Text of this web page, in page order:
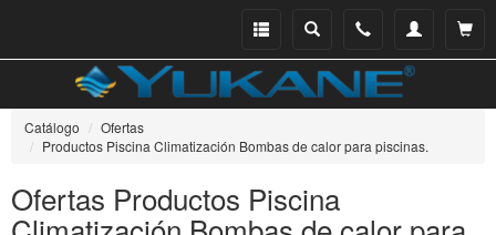
Ver
Mi
Teléfono
Buscar
Menu
Catálogo
Ofertas
Productos Piscina Climatización Bombas de calor para piscinas.
Ofertas Productos Piscina